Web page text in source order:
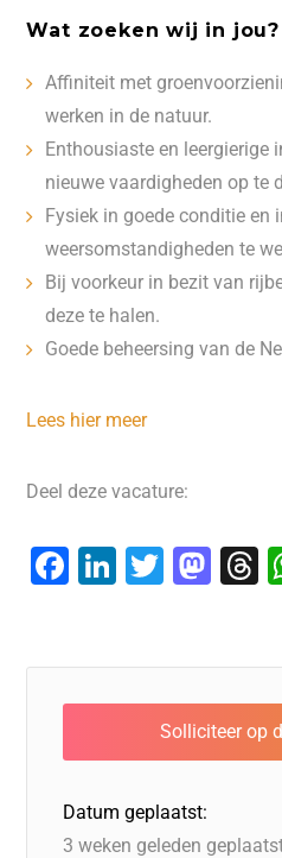
Wat zoeken wij in jou?
Affiniteit met
werken in de natuur.
Enthousiaste en leergierige
nieuwe vaardigheden op te
Fysiek in goede conditie en
weersomstandigheden te
Bij voorkeur in bezit van
deze te halen.
Goede beheersing van de
Lees hier meer
Deel deze vacature:
F
e
b
o
o
k
Li
e
dI
n
T
er
M
o
d
o
T
a
d
s
Datum geplaatst:
3 weken geleden